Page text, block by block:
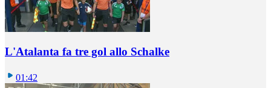
L'Atalanta fa tre gol allo Schalke
01:42